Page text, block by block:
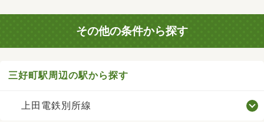
その他の条件から探す
三好町駅周辺の駅から探す
上田電鉄別所線